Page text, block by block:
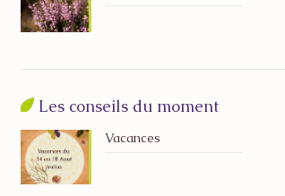
Les conseils du moment
Vacances